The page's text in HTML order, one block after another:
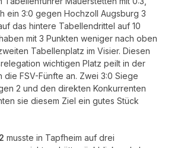
ein 3:0 gegen Hochzoll Augsburg 3
das hintere Tabellendrittel auf 10
mit 3 Punkten weniger nach oben
Tabellenplatz im Visier. Diesen
wichtigen Platz peilt in der
die FSV-Fünfte an. Zwei 3:0 Siege
2 und den direkten Konkurrenten
sie diesem Ziel ein gutes Stück
musste in Tapfheim auf drei